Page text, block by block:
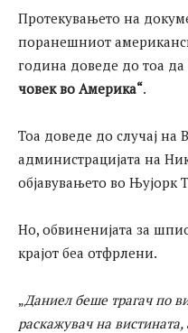
Протекувањето на
поранешниот
година доведе до тоа
човек во Америка“.
Тоа доведе до случај на
администрацијата на
објавувањето во Њујорк
Но, обвиненијата за
крајот беа отфрлени.
„Даниел беше трагач по
раскажувач на